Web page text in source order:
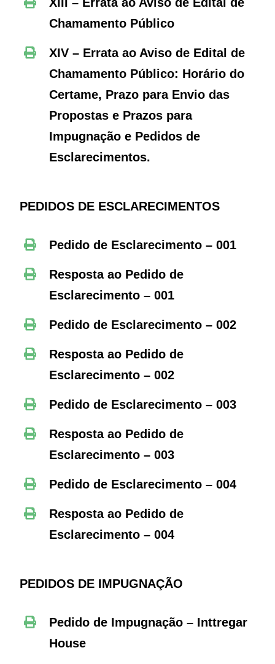
Chamamento Público
XIV – Errata ao Aviso de Edital de
Chamamento Público: Horário do
Certame, Prazo para Envio das
Propostas e Prazos para
Impugnação e Pedidos de
Esclarecimentos.
PEDIDOS DE ESCLARECIMENTOS
Pedido de Esclarecimento – 001
Resposta ao Pedido de
Esclarecimento – 001
Pedido de Esclarecimento – 002
Resposta ao Pedido de
Esclarecimento – 002
Pedido de Esclarecimento – 003
Resposta ao Pedido de
Esclarecimento – 003
Pedido de Esclarecimento – 004
Resposta ao Pedido de
Esclarecimento – 004
PEDIDOS DE IMPUGNAÇÃO
Pedido de Impugnação – Inttregar
House